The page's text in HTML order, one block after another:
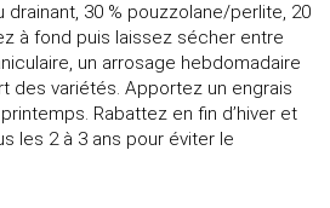
drainant, 30 % pouzzolane/perlite, 20
à fond puis laissez sécher entre
un arrosage hebdomadaire
des variétés. Apportez un engrais
Rabattez en fin d’hiver et
les 2 à 3 ans pour éviter le